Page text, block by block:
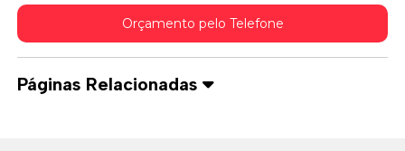
Orçamento pelo Telefone
Páginas Relacionadas